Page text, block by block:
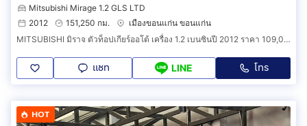
Mitsubishi Mirage 1.2 GLS LTD
2012
151,250 กม.
เมืองขอนแก่น ขอนแก่น
MITSUBISHI มิราจ ตัวท็อปเกียร์ออโต้ เครื่อง 1.2 เบนซินปี 2012 ราคา 109,000 บาท
แชท LINE โทร
HOT